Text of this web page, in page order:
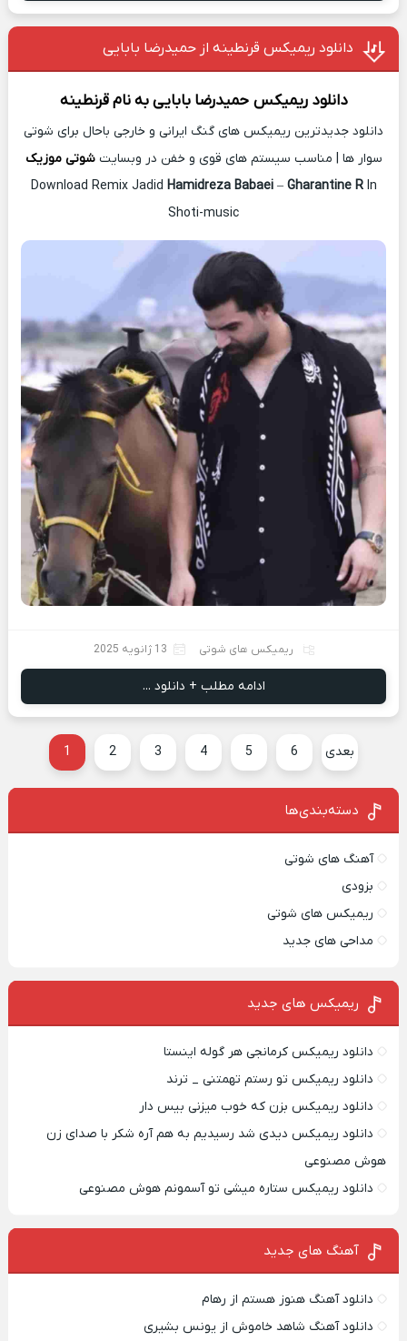
دانلود ریمیکس قرنطینه از حمیدرضا بابایی
دانلود ریمیکس حمیدرضا بابایی به نامقرنطینه
دانلود جدیدترین ریمیکس های گنگ ایرانی و خارجی باحال برای شوتی
سوار ها | مناسب سیستم های قوی و خفن در وبسایتشوتی موزیک
Download Remix Jadid Hamidreza Babaei– Gharantine R In
Shoti-music
ریمیکس های شوتی 13 ژانویه 2025
ادامه مطلب + دانلود ...
1 2 3 4 5 6 بعدی
دسته‌بندی‌ها
آهنگ های شوتی
بزودی
ریمیکس های شوتی
مداحی های جدید
ریمیکس‌ های جدید
دانلود ریمیکس کرمانجی هر گوله اینستا
دانلود ریمیکس تو رستم تهمتنی _ ترند
دانلود ریمیکس بزن که خوب میزنی بیس دار
دانلود ریمیکس دیدی شد رسیدیم به هم آره شکر با صدای زن
هوش مصنوعی
دانلود ریمیکس ستاره میشی تو آسمونم هوش مصنوعی
آهنگ های جدید
دانلود آهنگ هنوز هستم از رهام
دانلود آهنگ شاهد خاموش از یونس بشیری